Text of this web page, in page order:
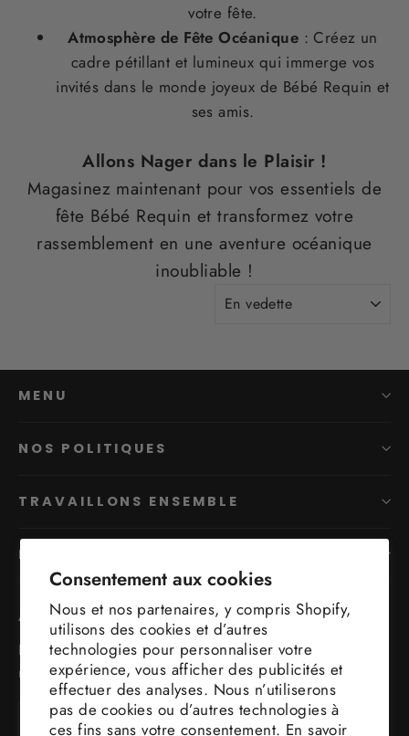
Consentement aux cookies
Nous et nos partenaires, y compris Shopify,
utilisons des cookies et d’autres
technologies pour personnaliser votre
expérience, vous afficher des publicités et
effectuer des analyses. Nous n’utiliserons
pas de cookies ou d’autres technologies à
ces fins sans votre consentement. En savoir
votre fête.
Atmosphère de Fête Océanique : Créez un
cadre pétillant et lumineux qui immerge vos
invités dans le monde joyeux de Bébé Requin et
ses amis.
Allons Nager dans le Plaisir !
Magasinez maintenant pour vos essentiels de
fête Bébé Requin et transformez votre
rassemblement en une aventure océanique
inoubliable !
MENU
NOS POLITIQUES
TRAVAILLONS ENSEMBLE
NOUS JOINDRE
ABONNEZ-VOUS ET ÉCONOMISEZ
Inscrivez-vous pour profiter de nos offres exclusives et
restez informé de nos nouveaux produits.
Inscrivez-
S'inscrireS'inscrire